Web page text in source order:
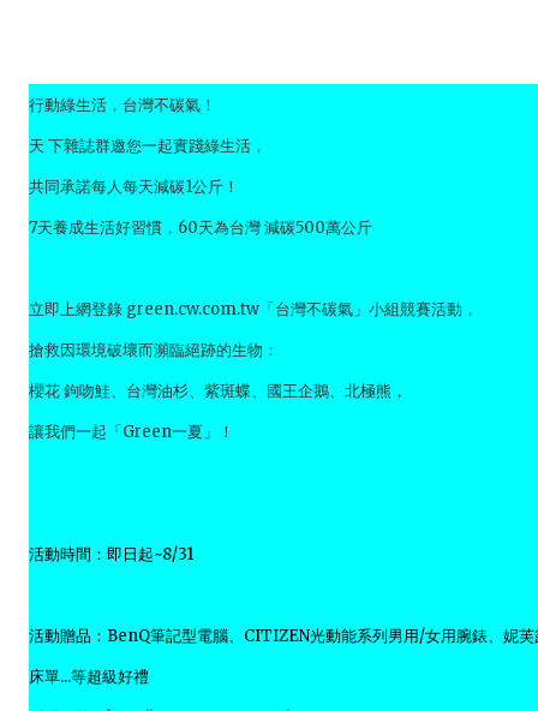
行動綠生活，台灣不碳氣！
天 下雜誌群邀您一起實踐綠生活，
共同承諾每人每天減碳1公斤！
7天養成生活好習慣，60天為台灣 減碳500萬公斤
立即上網登錄 green.cw.com.tw「台灣不碳氣」小組競賽活動，
搶救因環境破壞而瀕臨絕跡的生物：
櫻花 鉤吻鮭、台灣油杉、紫斑蝶、國王企鵝、北極熊，
讓我們一起「Green一夏」！
活動時間：即日起~8/31
活動贈品：BenQ筆記型電腦、CITIZEN光動能系列男用/女用腕錶、妮
床單...等超級好禮